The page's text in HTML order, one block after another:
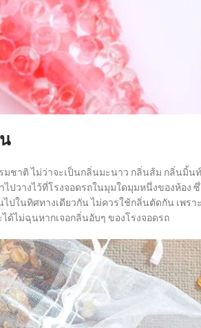
ชาติ ไม่ว่าจะเป็นกลิ่นมะนาว กลิ่นส้ม กลิ่นมิ้นท์
วางไว้ที่โรงจอดรถในมุมใดมุมหนึ่งของห้อง
ปในทิศทางเดียวกัน ไม่ควรใช้กลิ่นตัดกัน เพร
ด้ไม่ฉุนหากเจอกลิ่นอับๆ ของโรงจอดรถ